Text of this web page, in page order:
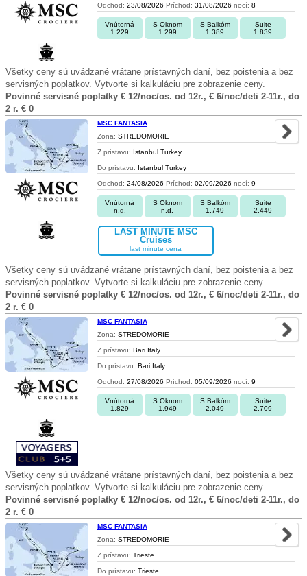
Odchod: 23/08/2026 Príchod: 31/08/2026 nocí: 8
Vnútorná
1.229
S Oknom
1.299
S Balkóm
1.389
Suite
1.839
Všetky ceny sú uvádzané vrátane prístavných daní, bez poistenia a bez
servisných poplatkov. Vytvorte si kalkuláciu pre zobrazenie ceny.
Povinné servisné poplatky € 12/noc/os. od 12r., € 6/noc/deti 2-11r., do
2 r. € 0
MSC FANTASIA
Zona: STREDOMORIE
Z prístavu: Istanbul Turkey
Do prístavu: Istanbul Turkey
Odchod: 24/08/2026 Príchod: 02/09/2026 nocí: 9
Vnútorná
n.d.
S Oknom
n.d.
S Balkóm
1.749
Suite
2.449
LAST MINUTE MSC
Cruises
last minute cena
Všetky ceny sú uvádzané vrátane prístavných daní, bez poistenia a bez
servisných poplatkov. Vytvorte si kalkuláciu pre zobrazenie ceny.
Povinné servisné poplatky € 12/noc/os. od 12r., € 6/noc/deti 2-11r., do
2 r. € 0
MSC FANTASIA
Zona: STREDOMORIE
Z prístavu: Bari Italy
Do prístavu: Bari Italy
Odchod: 27/08/2026 Príchod: 05/09/2026 nocí: 9
Vnútorná
1.829
S Oknom
1.949
S Balkóm
2.049
Suite
2.709
Všetky ceny sú uvádzané vrátane prístavných daní, bez poistenia a bez
servisných poplatkov. Vytvorte si kalkuláciu pre zobrazenie ceny.
Povinné servisné poplatky € 12/noc/os. od 12r., € 6/noc/deti 2-11r., do
2 r. € 0
MSC FANTASIA
Zona: STREDOMORIE
Z prístavu: Trieste
Do prístavu: Trieste